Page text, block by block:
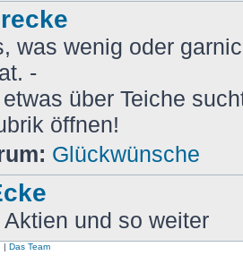
was wenig oder
-
über Teiche
öffnen!
Glückwünsche
Aktien und so weiter
| Das Team